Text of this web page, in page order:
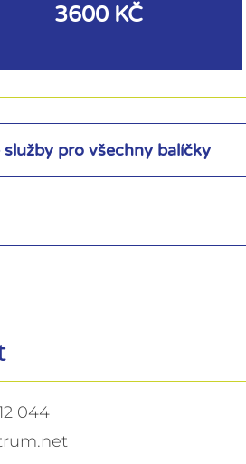
3600 KČ
služby pro všechny balíčky
044